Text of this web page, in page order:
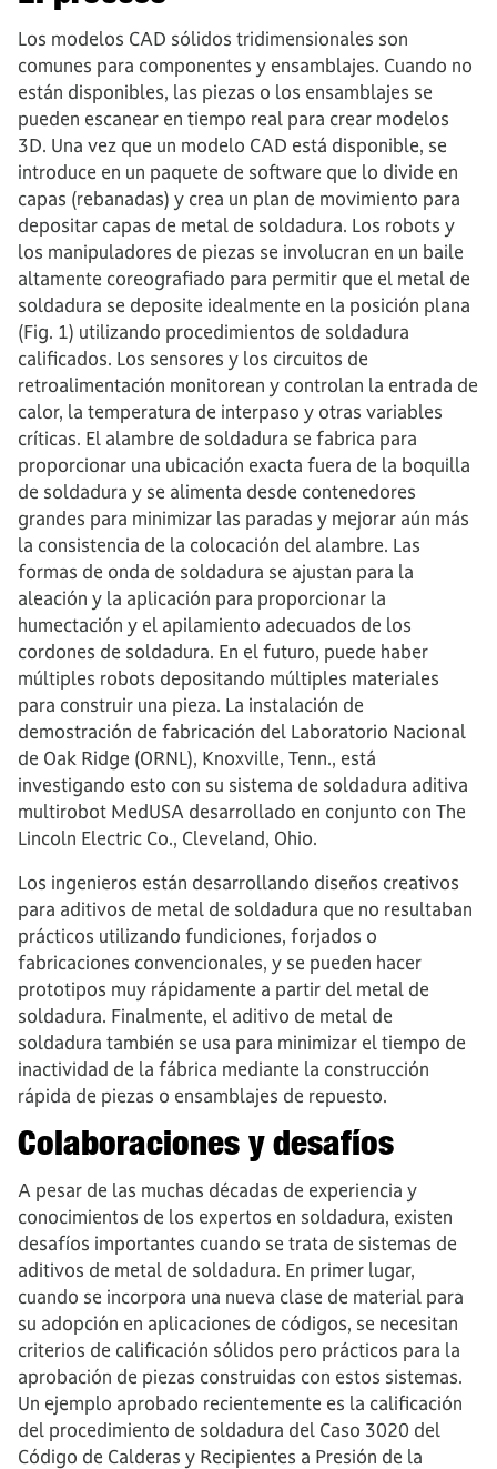
Los modelos CAD sólidos tridimensionales son
comunes para componentes y ensamblajes. Cuando no
están disponibles, las piezas o los ensamblajes se
pueden escanear en tiempo real para crear modelos
3D. Una vez que un modelo CAD está disponible, se
introduce en un paquete de software que lo divide en
capas (rebanadas) y crea un plan de movimiento para
depositar capas de metal de soldadura. Los robots y
los manipuladores de piezas se involucran en un baile
altamente coreografiado para permitir que el metal de
soldadura se deposite idealmente en la posición plana
(Fig. 1) utilizando procedimientos de soldadura
calificados. Los sensores y los circuitos de
retroalimentación monitorean y controlan la entrada de
calor, la temperatura de interpaso y otras variables
críticas. El alambre de soldadura se fabrica para
proporcionar una ubicación exacta fuera de la boquilla
de soldadura y se alimenta desde contenedores
grandes para minimizar las paradas y mejorar aún más
la consistencia de la colocación del alambre. Las
formas de onda de soldadura se ajustan para la
aleación y la aplicación para proporcionar la
humectación y el apilamiento adecuados de los
cordones de soldadura. En el futuro, puede haber
múltiples robots depositando múltiples materiales
para construir una pieza. La instalación de
demostración de fabricación del Laboratorio Nacional
de Oak Ridge (ORNL), Knoxville, Tenn., está
investigando esto con su sistema de soldadura aditiva
multirobot MedUSA desarrollado en conjunto con The
Lincoln Electric Co., Cleveland, Ohio.
Los ingenieros están desarrollando diseños creativos
para aditivos de metal de soldadura que no resultaban
prácticos utilizando fundiciones, forjados o
fabricaciones convencionales, y se pueden hacer
prototipos muy rápidamente a partir del metal de
soldadura. Finalmente, el aditivo de metal de
soldadura también se usa para minimizar el tiempo de
inactividad de la fábrica mediante la construcción
rápida de piezas o ensamblajes de repuesto.
Colaboraciones y desafíos
A pesar de las muchas décadas de experiencia y
conocimientos de los expertos en soldadura, existen
desafíos importantes cuando se trata de sistemas de
aditivos de metal de soldadura. En primer lugar,
cuando se incorpora una nueva clase de material para
su adopción en aplicaciones de códigos, se necesitan
criterios de calificación sólidos pero prácticos para la
aprobación de piezas construidas con estos sistemas.
Un ejemplo aprobado recientemente es la calificación
del procedimiento de soldadura del Caso 3020 del
Código de Calderas y Recipientes a Presión de la